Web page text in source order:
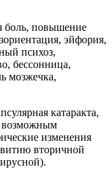
боль, повышение
эйфория,
психоз,
бессонница,
мозжечка,
катаракта,
возможным
изменения
вторичной